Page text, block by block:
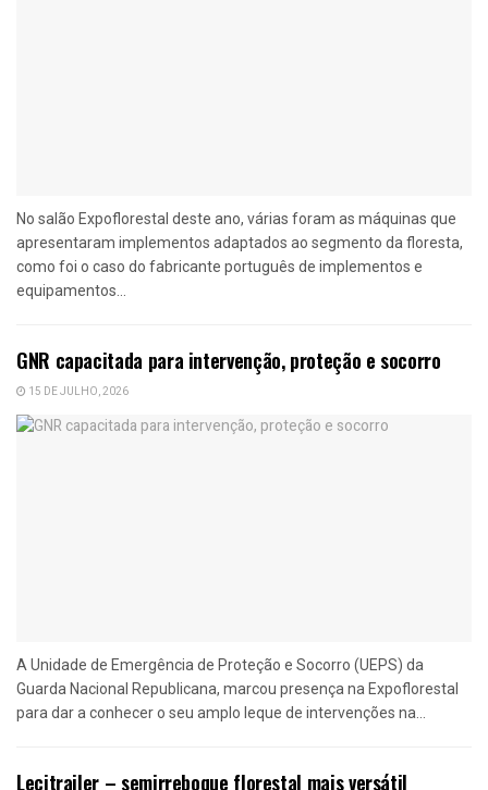
No salão Expoflorestal deste ano, várias foram as máquinas que
apresentaram implementos adaptados ao segmento da floresta,
como foi o caso do fabricante português de implementos e
equipamentos...
GNR capacitada para intervenção, proteção e socorro
15 DE JULHO, 2026
A Unidade de Emergência de Proteção e Socorro (UEPS) da
Guarda Nacional Republicana, marcou presença na Expoflorestal
para dar a conhecer o seu amplo leque de intervenções na...
Lecitrailer – semirreboque florestal mais versátil